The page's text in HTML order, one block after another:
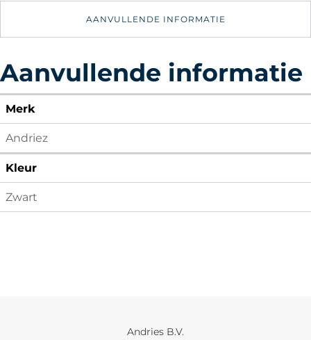
AANVULLENDE INFORMATIE
Aanvullende informatie
Merk
Andriez
Kleur
Zwart
Andries B.V.